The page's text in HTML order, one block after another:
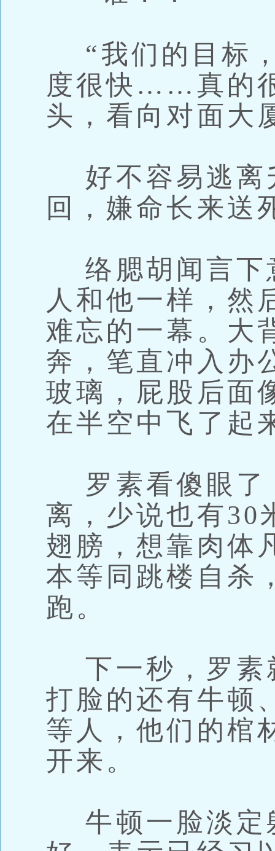
“我们的目标
度很快……真的
头，看向对面大
好不容易逃离
回，嫌命长来送
络腮胡闻言下
人和他一样，然
难忘的一幕。大
奔，笔直冲入办
玻璃，屁股后面
在半空中飞了起
罗素看傻眼了
离，少说也有30
翅膀，想靠肉体
本等同跳楼自杀
跑。
下一秒，罗素
打脸的还有牛顿
等人，他们的棺
开来。
牛顿一脸淡定